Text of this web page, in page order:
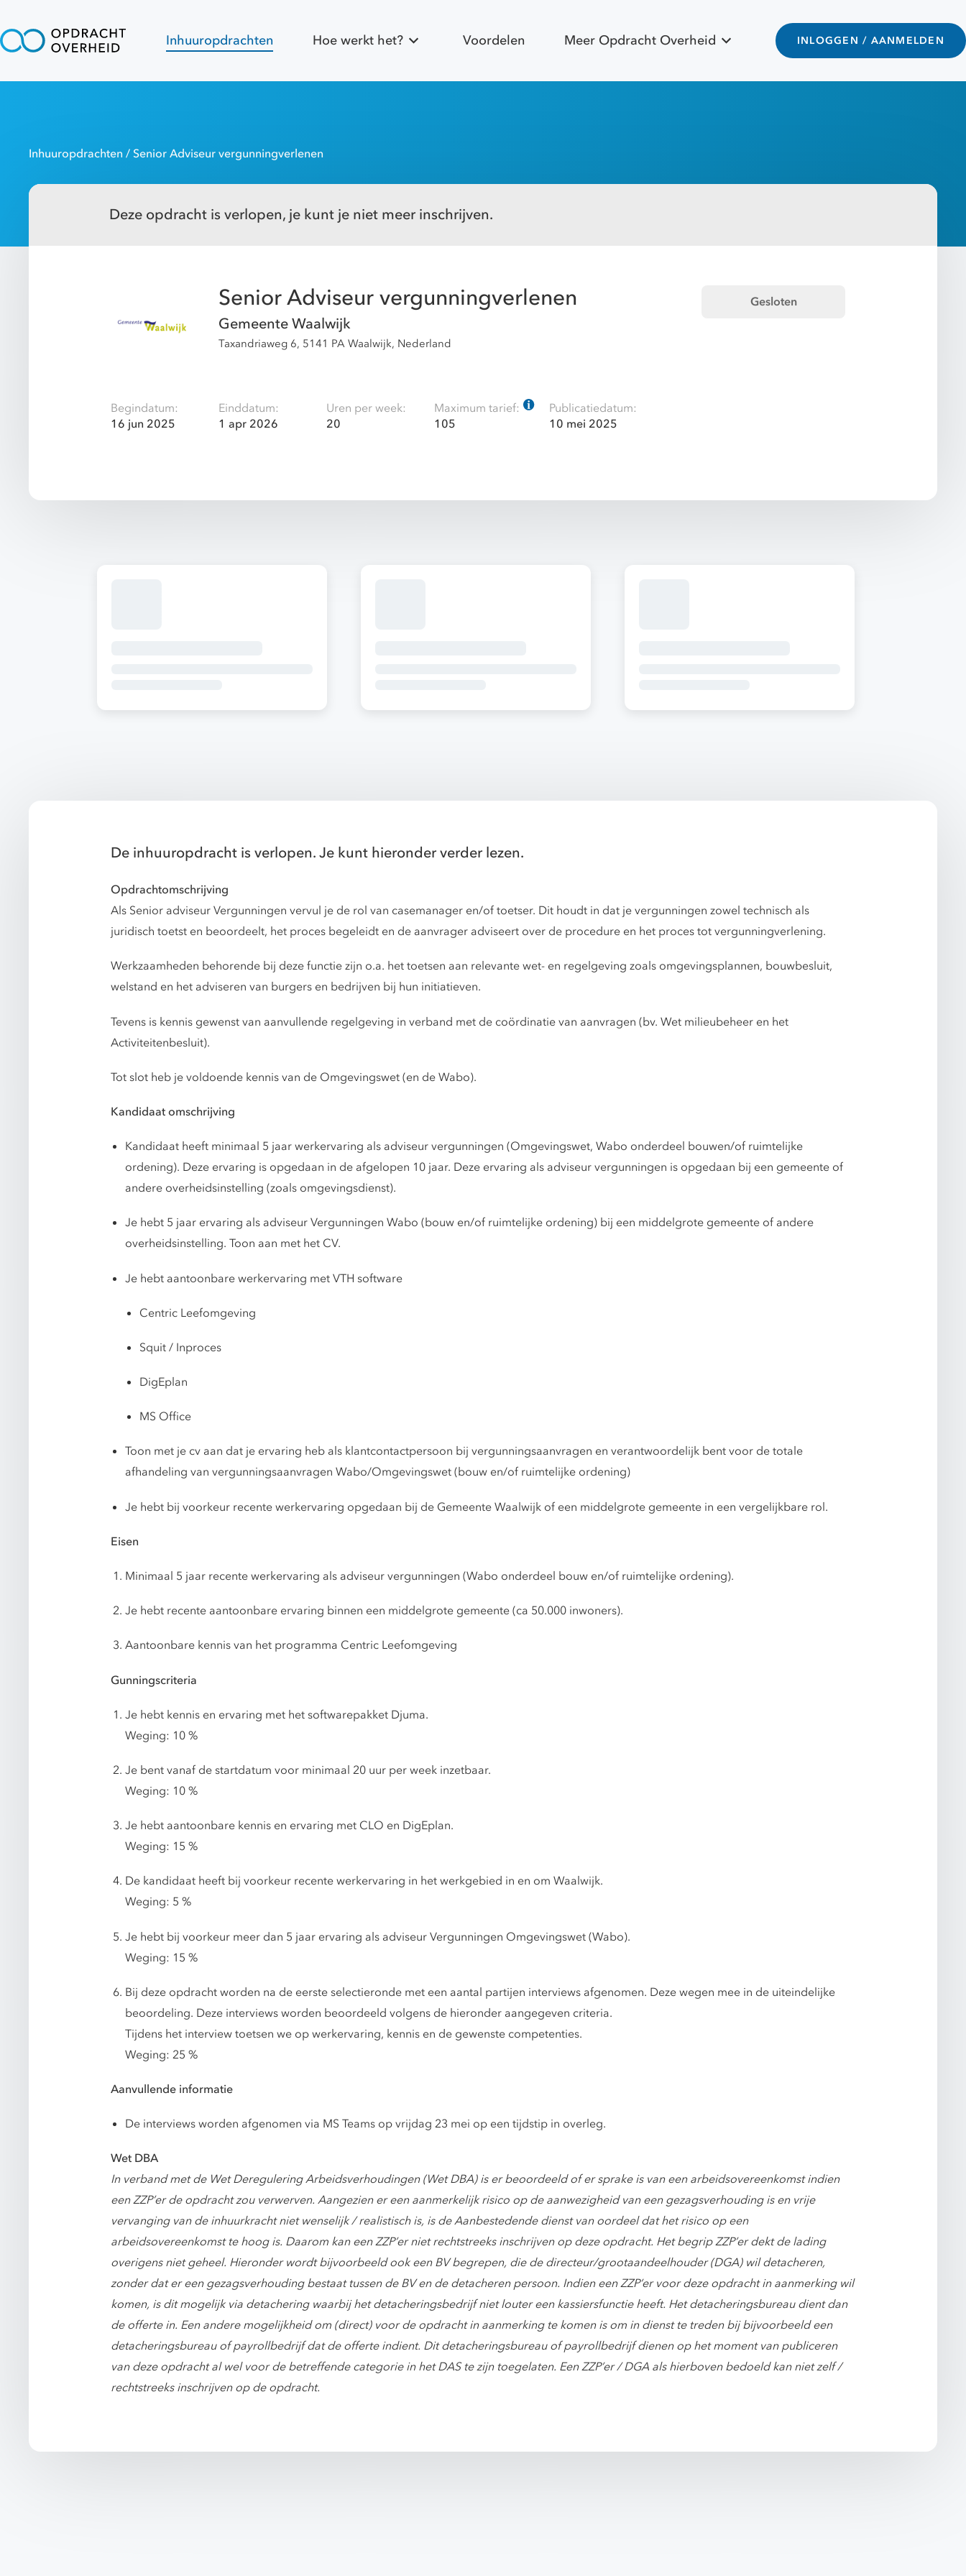
Inhuuropdrachten Hoe werkt het? Voordelen Meer Opdracht Overheid INLOGGEN / AANMELDEN
Inhuuropdrachten / Senior Adviseur vergunningverlenen
Deze opdracht is verlopen, je kunt je niet meer inschrijven.
Senior Adviseur vergunningverlenen
Gemeente Waalwijk
Taxandriaweg 6, 5141 PA Waalwijk, Nederland
Gesloten
Begindatum:
16 jun 2025
Einddatum:
1 apr 2026
Uren per week:
20
Maximum tarief:
105
Publicatiedatum:
10 mei 2025
De inhuuropdracht is verlopen. Je kunt hieronder verder lezen.
Opdrachtomschrijving
Als Senior adviseur Vergunningen vervul je de rol van casemanager en/of toetser. Dit houdt in dat je vergunningen zowel technisch als
juridisch toetst en beoordeelt, het proces begeleidt en de aanvrager adviseert over de procedure en het proces tot vergunningverlening.
Werkzaamheden behorende bij deze functie zijn o.a. het toetsen aan relevante wet- en regelgeving zoals omgevingsplannen, bouwbesluit,
welstand en het adviseren van burgers en bedrijven bij hun initiatieven.
Tevens is kennis gewenst van aanvullende regelgeving in verband met de coördinatie van aanvragen (bv. Wet milieubeheer en het
Activiteitenbesluit).
Tot slot heb je voldoende kennis van de Omgevingswet (en de Wabo).
Kandidaat omschrijving
Kandidaat heeft minimaal 5 jaar werkervaring als adviseur vergunningen (Omgevingswet, Wabo onderdeel bouwen/of ruimtelijke
ordening). Deze ervaring is opgedaan in de afgelopen 10 jaar. Deze ervaring als adviseur vergunningen is opgedaan bij een gemeente of
andere overheidsinstelling (zoals omgevingsdienst).
Je hebt 5 jaar ervaring als adviseur Vergunningen Wabo (bouw en/of ruimtelijke ordening) bij een middelgrote gemeente of andere
overheidsinstelling. Toon aan met het CV.
Je hebt aantoonbare werkervaring met VTH software
Centric Leefomgeving
Squit / Inproces
DigEplan
MS Office
Toon met je cv aan dat je ervaring heb als klantcontactpersoon bij vergunningsaanvragen en verantwoordelijk bent voor de totale
afhandeling van vergunningsaanvragen Wabo/Omgevingswet (bouw en/of ruimtelijke ordening)
Je hebt bij voorkeur recente werkervaring opgedaan bij de Gemeente Waalwijk of een middelgrote gemeente in een vergelijkbare rol.
Eisen
Minimaal 5 jaar recente werkervaring als adviseur vergunningen (Wabo onderdeel bouw en/of ruimtelijke ordening).
Je hebt recente aantoonbare ervaring binnen een middelgrote gemeente (ca 50.000 inwoners).
Aantoonbare kennis van het programma Centric Leefomgeving
Gunningscriteria
Je hebt kennis en ervaring met het softwarepakket Djuma.
Weging: 10 %
Je bent vanaf de startdatum voor minimaal 20 uur per week inzetbaar.
Weging: 10 %
Je hebt aantoonbare kennis en ervaring met CLO en DigEplan.
Weging: 15 %
De kandidaat heeft bij voorkeur recente werkervaring in het werkgebied in en om Waalwijk.
Weging: 5 %
Je hebt bij voorkeur meer dan 5 jaar ervaring als adviseur Vergunningen Omgevingswet (Wabo).
Weging: 15 %
Bij deze opdracht worden na de eerste selectieronde met een aantal partijen interviews afgenomen. Deze wegen mee in de uiteindelijke
beoordeling. Deze interviews worden beoordeeld volgens de hieronder aangegeven criteria.
Tijdens het interview toetsen we op werkervaring, kennis en de gewenste competenties.
Weging: 25 %
Aanvullende informatie
De interviews worden afgenomen via MS Teams op vrijdag 23 mei op een tijdstip in overleg.
Wet DBA
In verband met de Wet Deregulering Arbeidsverhoudingen (Wet DBA) is er beoordeeld of er sprake is van een arbeidsovereenkomst indien
een ZZP’er de opdracht zou verwerven. Aangezien er een aanmerkelijk risico op de aanwezigheid van een gezagsverhouding is en vrije
vervanging van de inhuurkracht niet wenselijk / realistisch is, is de Aanbestedende dienst van oordeel dat het risico op een
arbeidsovereenkomst te hoog is. Daarom kan een ZZP’er niet rechtstreeks inschrijven op deze opdracht. Het begrip ZZP’er dekt de lading
overigens niet geheel. Hieronder wordt bijvoorbeeld ook een BV begrepen, die de directeur/grootaandeelhouder (DGA) wil detacheren,
zonder dat er een gezagsverhouding bestaat tussen de BV en de detacheren persoon. Indien een ZZP’er voor deze opdracht in aanmerking wil
komen, is dit mogelijk via detachering waarbij het detacheringsbedrijf niet louter een kassiersfunctie heeft. Het detacheringsbureau dient dan
de offerte in. Een andere mogelijkheid om (direct) voor de opdracht in aanmerking te komen is om in dienst te treden bij bijvoorbeeld een
detacheringsbureau of payrollbedrijf dat de offerte indient. Dit detacheringsbureau of payrollbedrijf dienen op het moment van publiceren
van deze opdracht al wel voor de betreffende categorie in het DAS te zijn toegelaten. Een ZZP’er / DGA als hierboven bedoeld kan niet zelf /
rechtstreeks inschrijven op de opdracht.